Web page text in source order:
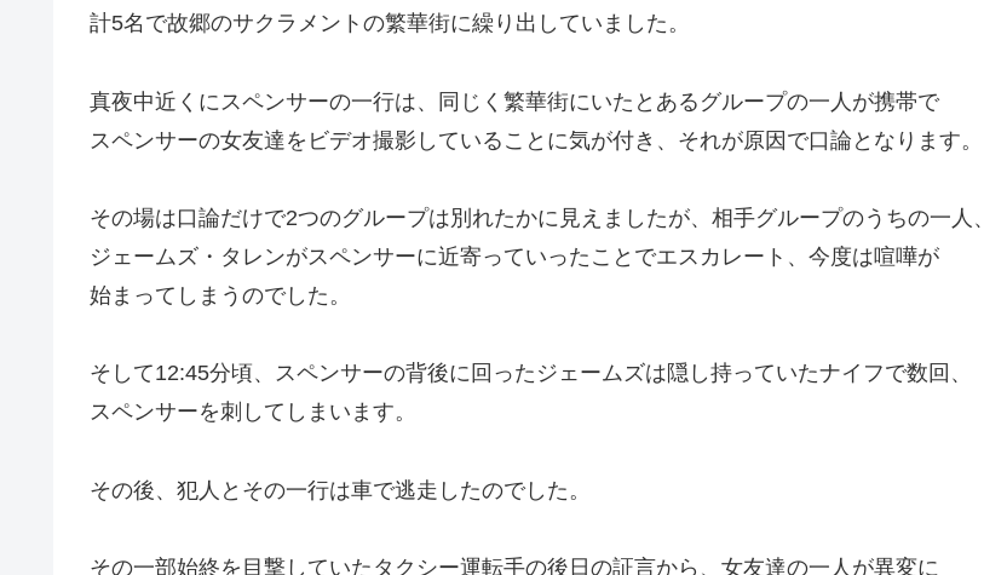
計5名で故郷のサクラメントの繁華街に繰り出していました。
真夜中近くにスペンサーの一行は、同じく繁華街にいたとあるグループの一人が携帯で
スペンサーの女友達をビデオ撮影していることに気が付き、それが原因で口論となります。
その場は口論だけで2つのグループは別れたかに見えましたが、相手グループのうちの一人、
ジェームズ・タレンがスペンサーに近寄っていったことでエスカレート、今度は喧嘩が
始まってしまうのでした。
そして12:45分頃、スペンサーの背後に回ったジェームズは隠し持っていたナイフで数回、
スペンサーを刺してしまいます。
その後、犯人とその一行は車で逃走したのでした。
その一部始終を目撃していたタクシー運転手の後日の証言から、女友達の一人が異変に